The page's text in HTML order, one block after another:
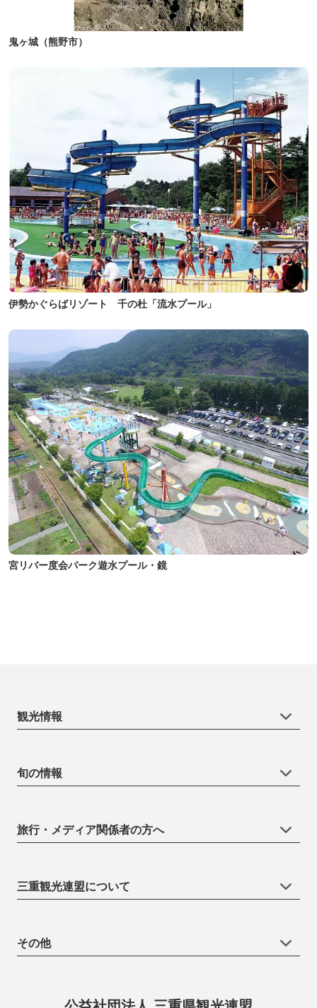
鬼ヶ城（熊野市）
伊勢かぐらばリゾート 千の杜「流水プール」
宮リバー度会パーク遊水プール・鏡
観光情報
旬の情報
旅行・メディア関係者の方へ
三重観光連盟について
その他